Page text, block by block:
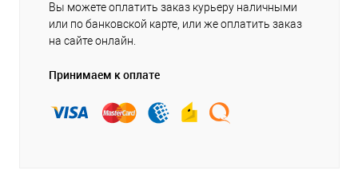
Вы можете оплатить заказ курьеру наличными
или по банковской карте, или же оплатить заказ
на сайте онлайн.
Принимаем к оплате